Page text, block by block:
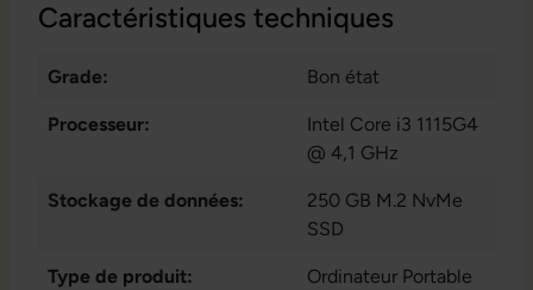
Caractéristiques techniques
Grade: Bon état
Processeur:
Intel Core i3 1115G4
@ 4,1 GHz
Stockage de données:
250 GB M.2 NvMe
SSD
Type de produit: Ordinateur Portable